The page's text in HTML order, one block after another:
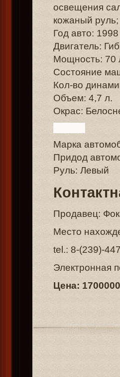
освещения
кожаный
Год авто: 1998
Двигатель:
Мощность: 70
Состояние
Кол-во
Объем: 4,7 л.
Окрас:
Марка
Придод
Руль: Левый
Продавец:
Место
tel.: 8-(239)-
Электронная
Цена: